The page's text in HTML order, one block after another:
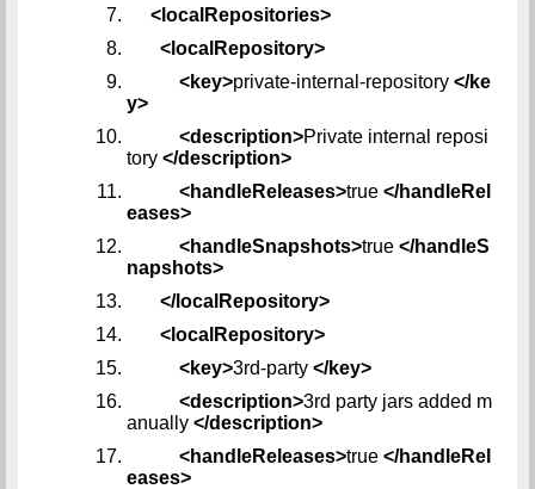
<localRepositories>
<localRepository>
<key>private-internal-repository </ke
y>
<description>Private internal reposi
tory </description>
<handleReleases>true </handleRel
eases>
<handleSnapshots>true </handleS
napshots>
</localRepository>
<localRepository>
<key>3rd-party </key>
<description>3rd party jars added m
anually </description>
<handleReleases>true </handleRel
eases>